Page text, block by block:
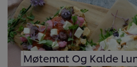
Møtemat Og Kalde